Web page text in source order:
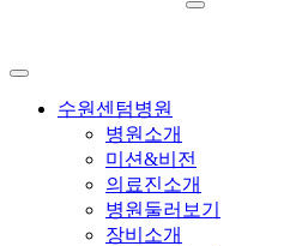
수원센텀병원
병원소개
미션&비전
의료진소개
병원둘러보기
장비소개